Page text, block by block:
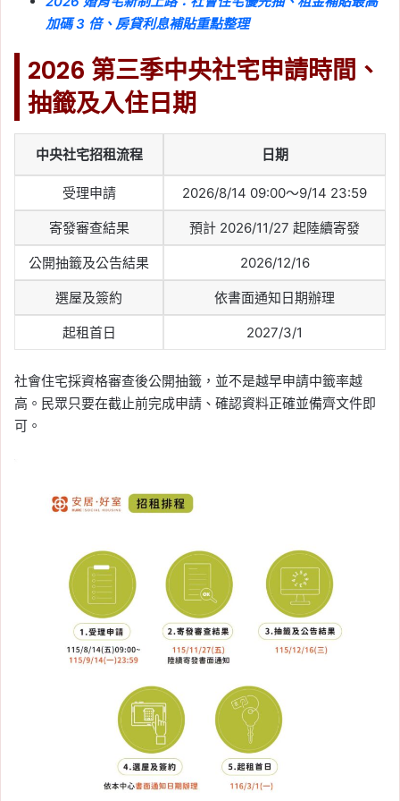
加碼 3 倍、房貸利息補貼重點整理
2026 第三季中央社宅申請時間、
抽籤及入住日期
中央社宅招租流程 日期
受理申請 2026/8/14 09:00～9/14 23:59
寄發審查結果 預計 2026/11/27 起陸續寄發
公開抽籤及公告結果 2026/12/16
選屋及簽約 依書面通知日期辦理
起租首日 2027/3/1
社會住宅採資格審查後公開抽籤，並不是越早申請中籤率越
高。民眾只要在截止前完成申請、確認資料正確並備齊文件即
可。